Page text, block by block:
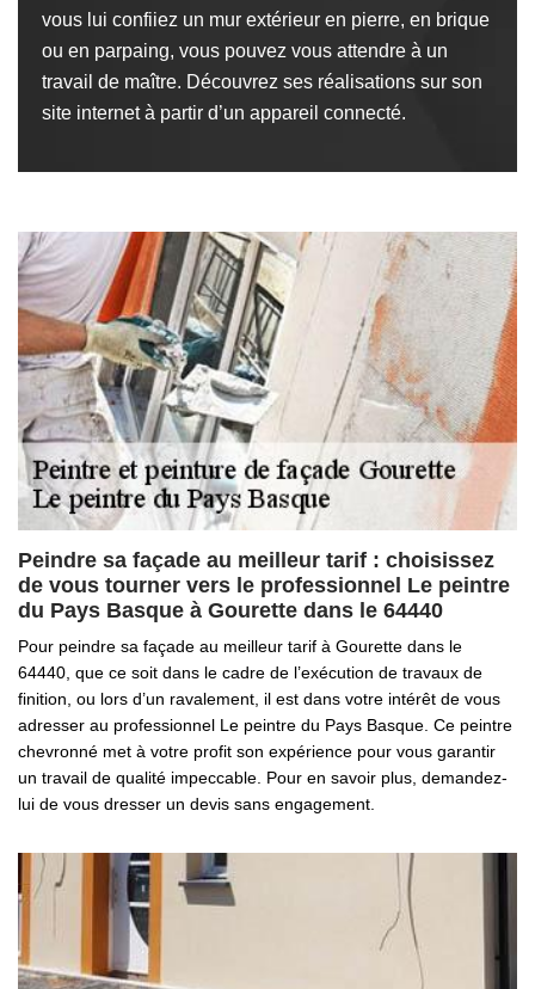
vous lui confiiez un mur extérieur en pierre, en brique
ou en parpaing, vous pouvez vous attendre à un
travail de maître. Découvrez ses réalisations sur son
site internet à partir d’un appareil connecté.
Peindre sa façade au meilleur tarif : choisissez
de vous tourner vers le professionnel Le peintre
du Pays Basque à Gourette dans le 64440
Pour peindre sa façade au meilleur tarif à Gourette dans le
64440, que ce soit dans le cadre de l’exécution de travaux de
finition, ou lors d’un ravalement, il est dans votre intérêt de vous
adresser au professionnel Le peintre du Pays Basque. Ce peintre
chevronné met à votre profit son expérience pour vous garantir
un travail de qualité impeccable. Pour en savoir plus, demandez-
lui de vous dresser un devis sans engagement.